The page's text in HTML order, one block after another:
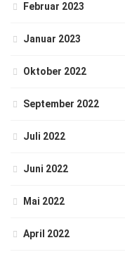
Februar 2023
Januar 2023
Oktober 2022
September 2022
Juli 2022
Juni 2022
Mai 2022
April 2022